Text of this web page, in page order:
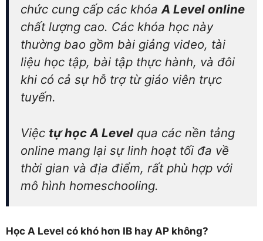
chức cung cấp các khóaA Level online
chất lượng cao. Các khóa học này
thường bao gồm bài giảng video, tài
liệu học tập, bài tập thực hành, và đôi
khi có cả sự hỗ trợ từ giáo viên trực
tuyến.
Việc tự học A Level qua các nền tảng
online mang lại sự linh hoạt tối đa về
thời gian và địa điểm, rất phù hợp với
mô hình homeschooling.
Học A Level có khó hơn IB hay AP không?